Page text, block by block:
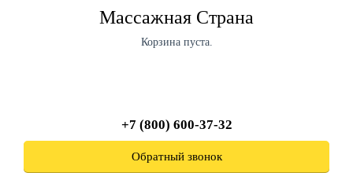
Массажная Страна
Корзина пуста.
+7 (800) 600-37-32
Обратный звонок